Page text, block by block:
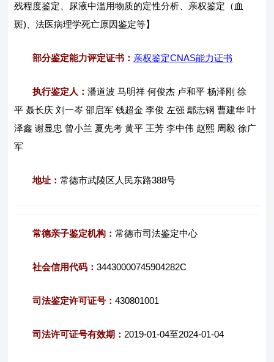
残程度鉴定、尿液中滥用物质的定性分析、亲权鉴定（血
斑)、法医病理学死亡原因鉴定等】
部分鉴定能力评定证书： 亲权鉴定CNAS能力证书
执行鉴定人：潘道波 马明祥 何俊杰 卢和平 杨泽刚 徐
平 聂长庆 刘一岑 邵启军 钱超金 李俊 左强 鄢志钢 曹建华 叶
泽鑫 谢显忠 曾小兰 夏先考 黄平 王芳 李中伟 赵熙 周毅 徐广
军
地址：常德市武陵区人民东路388号
常德亲子鉴定机构：常德市司法鉴定中心
社会信用代码：34430000745904282C
司法鉴定许可证号：430801001
司法许可证号有效期： 2019-01-04至2024-01-04